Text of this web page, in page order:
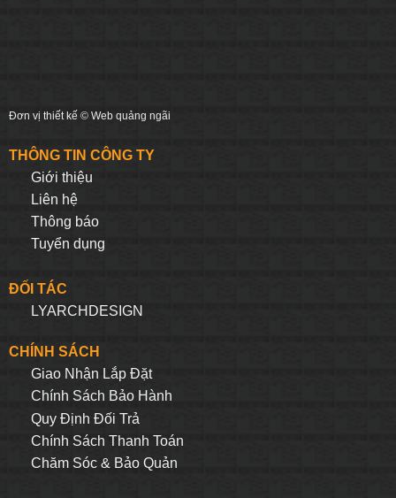
Đơn vị thiết kế © Web quảng ngãi
THÔNG TIN CÔNG TY
Giới thiệu
Liên hệ
Thông báo
Tuyển dụng
ĐỐI TÁC
LYARCHDESIGN
CHÍNH SÁCH
Giao Nhận Lắp Đặt
Chính Sách Bảo Hành
Quy Định Đối Trả
Chính Sách Thanh Toán
Chăm Sóc & Bảo Quản